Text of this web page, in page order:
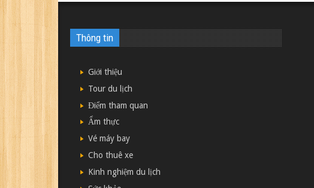
Thông tin
Giới thiệu
Tour du lịch
Điểm tham quan
Ẩm thực
Vé máy bay
Cho thuê xe
Kinh nghiệm du lịch